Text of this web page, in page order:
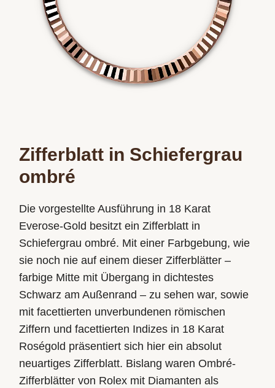
Zifferblatt in Schiefergrau
ombré
Die vorgestellte Ausführung in 18 Karat
Everose-Gold besitzt ein Zifferblatt in
Schiefergrau ombré. Mit einer Farbgebung, wie
sie noch nie auf einem dieser Zifferblätter –
farbige Mitte mit Übergang in dichtestes
Schwarz am Außenrand – zu sehen war, sowie
mit facettierten unverbundenen römischen
Ziffern und facettierten Indizes in 18 Karat
Roségold präsentiert sich hier ein absolut
neuartiges Zifferblatt. Bislang waren Ombré-
Zifferblätter von Rolex mit Diamanten als